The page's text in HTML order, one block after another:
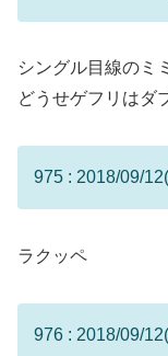
シングル目線のミ
どうせゲフリはダ
975 : 2018/09/
ラクッペ
976 : 2018/09/